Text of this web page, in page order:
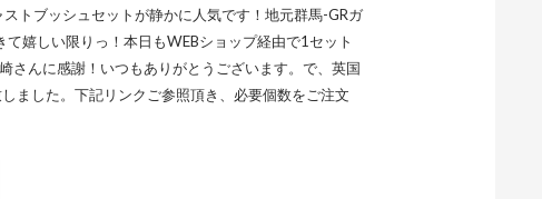
トブッシュセットが静かに人気です！地元群馬-GRガ
嬉しい限りっ！本日もWEBショップ経由で1セット
さんに感謝！いつもありがとうございます。で、英国
ました。下記リンクご参照頂き、必要個数をご注文